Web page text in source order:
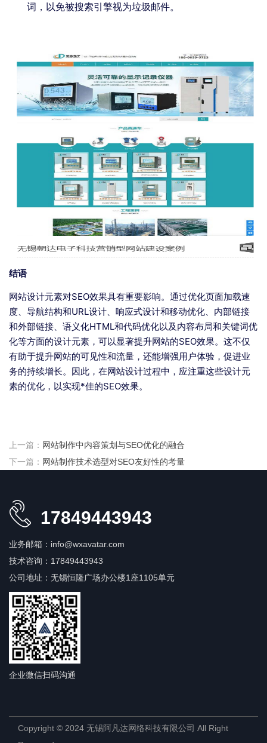
词，以免被搜索引擎视为垃圾邮件。
结语
网站设计元素对SEO效果具有重要影响。通过优化页面加载速
度、导航结构和URL设计、响应式设计和移动优化、内部链接
和外部链接、语义化HTML和代码优化以及内容布局和关键词优
化等方面的设计元素，可以显著提升网站的SEO效果。这不仅
有助于提升网站的可见性和流量，还能增强用户体验，促进业
务的持续增长。因此，在网站设计过程中，应注重这些设计元
素的优化，以实现*佳的SEO效果。
上一篇： 网站制作中内容策划与SEO优化的融合
下一篇： 网站制作技术选型对SEO友好性的考量
17849443943
业务邮箱：info@wxavatar.com
技术咨询：17849443943
公司地址：无锡恒隆广场办公楼1座1105单元
企业微信扫码沟通
Copyright © 2024 无锡阿凡达网络科技有限公司 All Right